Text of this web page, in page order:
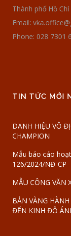
Thành phố Hồ
Email:
Phone: 028 7301
TIN TỨC MỚI
DANH HIỆU VÔ
CHAMPION
Mẫu báo cáo
126/2024/NĐ-CP
MẪU CÔNG VĂN
BẢN VÀNG
ĐẾN KINH ĐÔ